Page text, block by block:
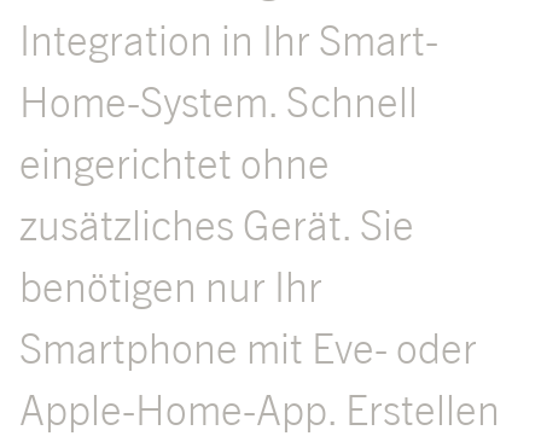
Integration in Ihr Smart-
Home-System. Schnell
eingerichtet ohne
zusätzliches Gerät. Sie
benötigen nur Ihr
Smartphone mit Eve- oder
Apple-Home-App. Erstellen